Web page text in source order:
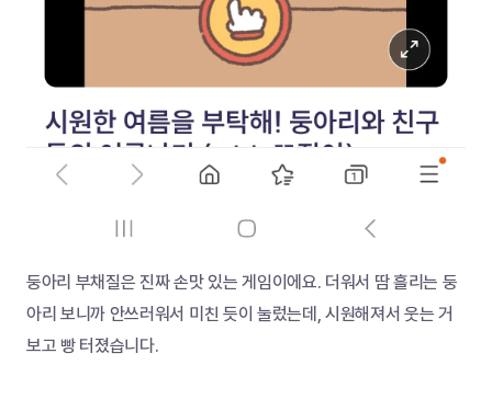
둥아리 부채질은 진짜 손맛 있는 게임이에요. 더워서 땀 흘리는 둥
아리 보니까 안쓰러워서 미친 듯이 눌렀는데, 시원해져서 웃는 거
보고 빵 터졌습니다.